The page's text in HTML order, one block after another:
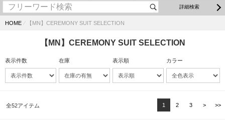
詳細検索
HOME ⁄ 【MN】CEREMONY SUIT SELECTION
【MN】CEREMONY SUIT SELECTION
表示件数 在庫 表示順 カラー
全52アイテム 1 2 3 > >>